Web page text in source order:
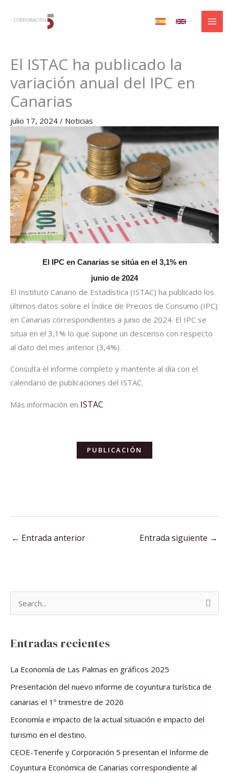
El ISTAC ha publicado la
variación anual del IPC en
Canarias
julio 17, 2024 / Noticias
El IPC en Canarias se sitúa en el 3,1% en
junio de 2024
El Instituto Canario de Estadística (ISTAC) ha publicado los
últimos datos sobre el Índice de Precios de Consumo (IPC)
en Canarias correspondientes a junio de 2024. El IPC se
situa en el 3,1% lo que supone un descenso con respecto
al dato del mes anterior (3,4%).
Consulta el informe completo y mantente al día con el
calendario de publicaciones del ISTAC.
Más información en ISTAC
PUBLICACIÓN
← Entrada anterior Entrada siguiente →
a
Entradas recientes
La Economía de Las Palmas en gráficos 2025
Presentación del nuevo informe de coyuntura turística de
canarias el 1º trimestre de 2026
Economía e impacto de la actual situación e impacto del
turismo en el destino.
CEOE-Tenerife y Corporación 5 presentan el Informe de
Coyuntura Económica de Canarias correspondiente al